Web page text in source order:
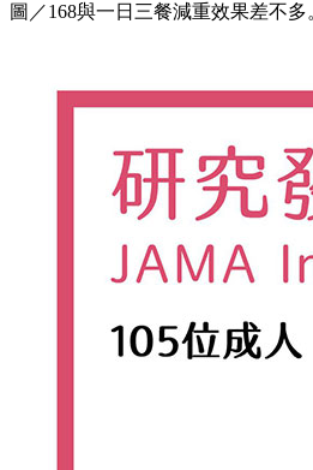
圖／168與一日三餐減重效果差不